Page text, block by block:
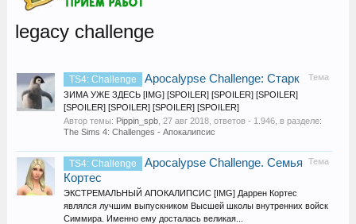
legacy challenge
Тема
TS4: Challenge Apocalypse Challenge: Старк
ЗИМА УЖЕ ЗДЕСЬ [IMG] [SPOILER] [SPOILER] [SPOILER]
[SPOILER] [SPOILER] [SPOILER] [SPOILER]
Автор темы: Pippin_spb, 27 авг 2018, ответов - 1.946, в разделе:
The Sims 4: Challenges - Апокалипсис
Тема
TS4: Challenge
Apocalypse Challenge. Семья
Кортес
ЭКСТРЕМАЛЬНЫЙ АПОКАЛИПСИС [IMG] Даррен Кортес
являлся лучшим выпускником Высшей школы внутренних войск
Симмира. Именно ему досталась великая...